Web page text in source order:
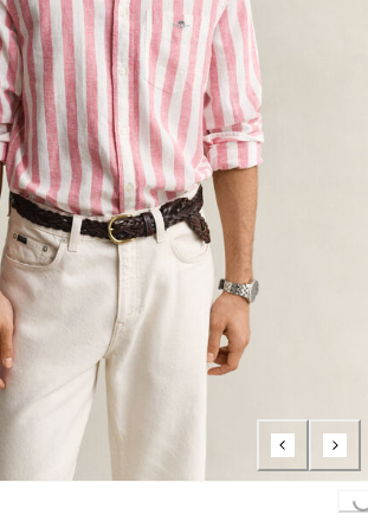
Loading...